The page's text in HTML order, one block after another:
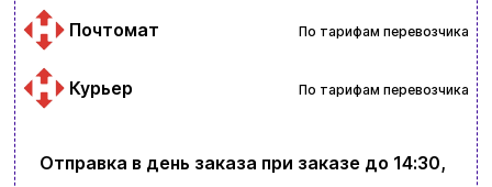
Почтомат По тарифам перевозчика
Курьер По тарифам перевозчика
Отправка в день заказа при заказе до 14:30,